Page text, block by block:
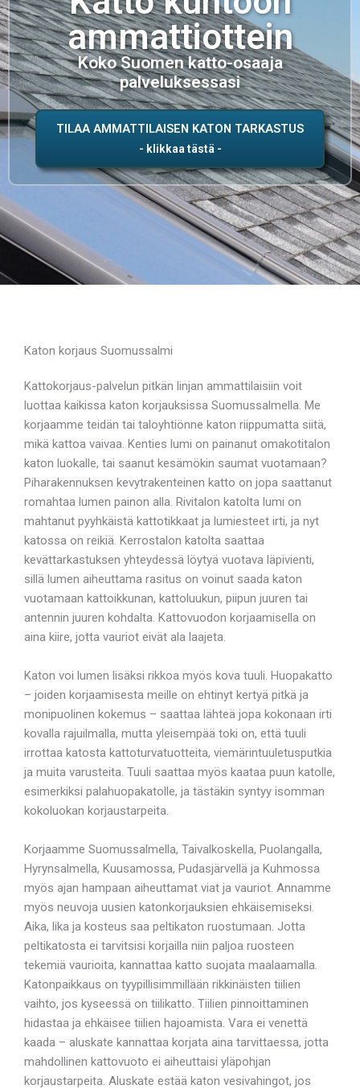
ammattiottein
Koko Suomen katto-osaaja
palveluksessasi
TILAA AMMATTILAISEN KATON TARKASTUS
Katon korjaus Suomussalmi
Kattokorjaus-palvelun pitkän linjan ammattilaisiin voit
luottaa kaikissa katon korjauksissa Suomussalmella. Me
korjaamme teidän tai taloyhtiönne katon riippumatta siitä,
mikä kattoa vaivaa. Kenties lumi on painanut omakotitalon
katon luokalle, tai saanut kesämökin saumat vuotamaan?
Piharakennuksen kevytrakenteinen katto on jopa saattanut
romahtaa lumen painon alla. Rivitalon katolta lumi on
mahtanut pyyhkäistä kattotikkaat ja lumiesteet irti, ja nyt
katossa on reikiä. Kerrostalon katolta saattaa
kevättarkastuksen yhteydessä löytyä vuotava läpivienti,
sillä lumen aiheuttama rasitus on voinut saada katon
vuotamaan kattoikkunan, kattoluukun, piipun juuren tai
antennin juuren kohdalta. Kattovuodon korjaamisella on
aina kiire, jotta vauriot eivät ala laajeta.
Katon voi lumen lisäksi rikkoa myös kova tuuli. Huopakatto
– joiden korjaamisesta meille on ehtinyt kertyä pitkä ja
monipuolinen kokemus – saattaa lähteä jopa kokonaan irti
kovalla rajuilmalla, mutta yleisempää toki on, että tuuli
irrottaa katosta kattoturvatuotteita, viemärintuuletusputkia
ja muita varusteita. Tuuli saattaa myös kaataa puun katolle,
esimerkiksi palahuopakatolle, ja tästäkin syntyy isomman
kokoluokan korjaustarpeita.
Korjaamme Suomussalmella, Taivalkoskella, Puolangalla,
Hyrynsalmella, Kuusamossa, Pudasjärvellä ja Kuhmossa
myös ajan hampaan aiheuttamat viat ja vauriot. Annamme
myös neuvoja uusien katonkorjauksien ehkäisemiseksi.
Aika, lika ja kosteus saa peltikaton ruostumaan. Jotta
peltikatosta ei tarvitsisi korjailla niin paljoa ruosteen
tekemiä vaurioita, kannattaa katto suojata maalaamalla.
Katonpaikkaus on tyypillisimmillään rikkinäisten tiilien
vaihto, jos kyseessä on tiilikatto. Tiilien pinnoittaminen
hidastaa ja ehkäisee tiilien hajoamista. Vara ei venettä
kaada – aluskate kannattaa korjata aina tarvittaessa, jotta
mahdollinen kattovuoto ei aiheuttaisi yläpohjan
korjaustarpeita. Aluskate estää katon vesivahingot, jos